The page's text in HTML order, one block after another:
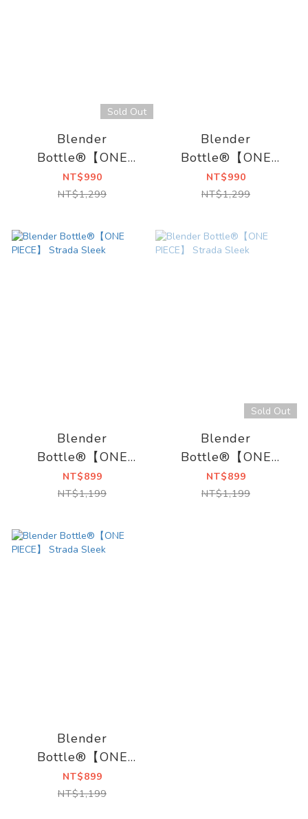
Sold Out
Blender
Bottle®【ONE
PIECE】 Strada
Sleek
NT$990
NT$1,299
Blender
Bottle®【ONE
PIECE】 Strada
Sleek
NT$990
NT$1,299
Blender
Bottle®【ONE
PIECE】 Strada
Sleek
NT$899
NT$1,199
Sold Out
Blender
Bottle®【ONE
PIECE】 Strada
Sleek
NT$899
NT$1,199
Blender
Bottle®【ONE
PIECE】 Strada
Sleek
NT$899
NT$1,199